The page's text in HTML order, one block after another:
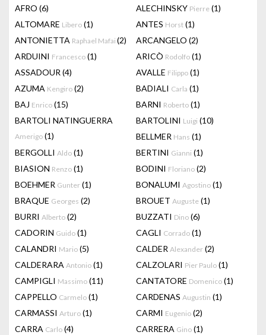
AFRO (6) ALECHINSKY Pierre (1)
ALTOMARE Libero (1) ANTES Horst (1)
ANTONIETTA Raphael Mafai (2) ARCANGELO (2)
ARDUINI Francesco (1) ARICÒ Rodolfo (1)
ASSADOUR (4) AVALLE Filippo (1)
AZUMA Kengiro (2) BADIALI Carla (1)
BAJ Enrico (15) BARNI Roberto (1)
BARTOLI NATINGUERRA
Amerigo (1)
BARTOLINI Luigi (10)
BELLMER Hans (1)
BERGOLLI Aldo (1) BERTINI Gianni (1)
BIASION Renzo (1) BODINI Floriano (2)
BOEHMER Gunter (1) BONALUMI Agostino (1)
BRAQUE Georges (2) BROUET Auguste (1)
BURRI Alberto (2) BUZZATI Dino (6)
CADORIN Guido (1) CAGLI Corrado (1)
CALANDRI Mario (5) CALDER Alexander (2)
CALDERARA Antonio (1) CALZOLARI Pier Paulo (1)
CAMPIGLI Massimo (11) CANTATORE Domenico (1)
CAPPELLO Carmelo (1) CARDENAS Augustin (1)
CARMASSI Arturo (1) CARMI Eugenio (2)
CARRA Carlo (4) CARRERA Gino (1)